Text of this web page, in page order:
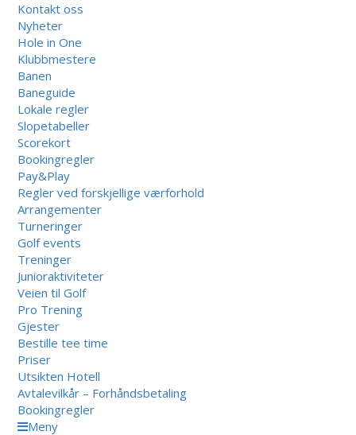
Kontakt oss
Nyheter
Hole in One
Klubbmestere
Banen
Baneguide
Lokale regler
Slopetabeller
Scorekort
Bookingregler
Pay&Play
Regler ved forskjellige værforhold
Arrangementer
Turneringer
Golf events
Treninger
Junioraktiviteter
Veien til Golf
Pro Trening
Gjester
Bestille tee time
Priser
Utsikten Hotell
Avtalevilkår – Forhåndsbetaling
Bookingregler
Meny